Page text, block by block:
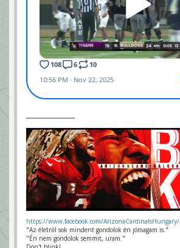
https://www.facebook.com/ArizonaCardinalsHungary/
"Az életről sok mindent gondolok én jómagam is."
"Én nem gondolok semmit, uram."